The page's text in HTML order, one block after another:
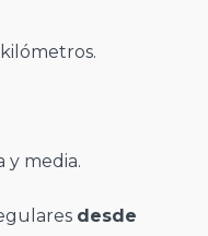
y media.
desde